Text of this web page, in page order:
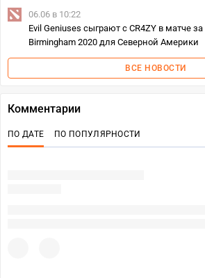
06.06 в 10:22
Evil Geniuses сыграют с CR4ZY в матче
Birmingham 2020 для Северной Америки
ВСЕ НОВОСТИ
Комментарии
ПО ДАТЕ ПО ПОПУЛЯРНОСТИ